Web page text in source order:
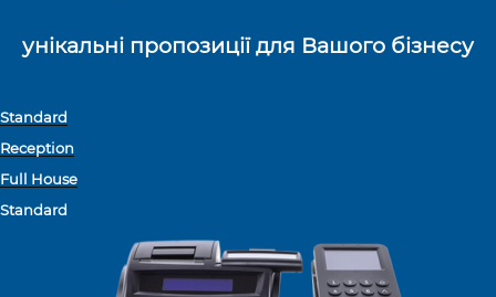
унікальні пропозиції для Вашого бізнесу
Standard
Reception
Full House
Standard